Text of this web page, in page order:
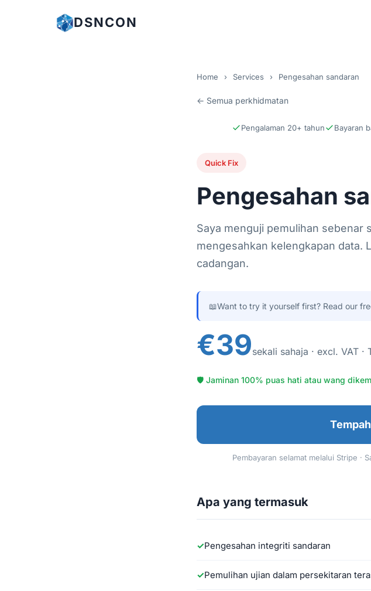
DSNCON
Home › Services › Pengesahan sandaran
← Semua perkhidmatan
Pengalaman 20+ tahun Bayaran
Quick Fix
Pengesahan
Saya menguji pemulihan sebenar
mengesahkan kelengkapan data.
cadangan.
📖Want to try it yourself first? Read our
€39sekali sahaja · excl. VAT
🛡 Jaminan 100% puas hati atau wang
Pembayaran selamat melalui Stripe ·
Apa yang termasuk
Pengesahan integriti sandaran
Pemulihan ujian dalam persekitaran